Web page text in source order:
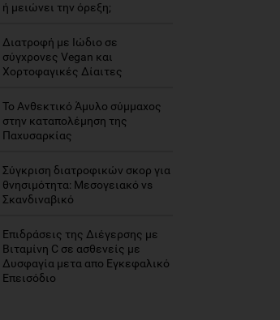
ή μειώνει την όρεξη;
Διατροφή με Ιώδιο σε
σύγχρονες Vegan και
Xορτοφαγικές Δίαιτες
Το Ανθεκτικό Άμυλο σύμμαχος
στην καταπολέμηση της
Παχυσαρκίας
Σύγκριση διατροφικών σκορ για
θνησιμότητα: Μεσογειακό vs
Σκανδιναβικό
Επιδράσεις της Διέγερσης με
Βιταμίνη C σε ασθενείς με
Δυσφαγία μετα απο Εγκεφαλικό
Επεισόδιο